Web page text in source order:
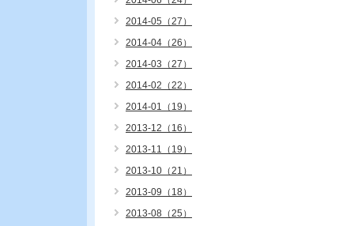
2014-05（27）
2014-04（26）
2014-03（27）
2014-02（22）
2014-01（19）
2013-12（16）
2013-11（19）
2013-10（21）
2013-09（18）
2013-08（25）